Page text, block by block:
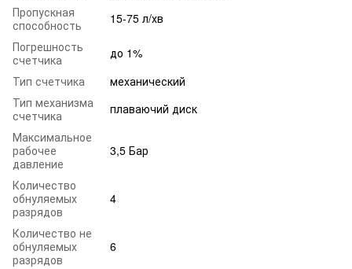
Пропускная
способность
15-75 л/хв
Погрешность
счетчика
до 1%
Тип счетчика
механический
Тип механизма
счетчика
плаваючий диск
Максимальное
рабочее
давление
3,5 Бар
Количество
обнуляемых
разрядов
4
Количество не
обнуляемых
разрядов
6